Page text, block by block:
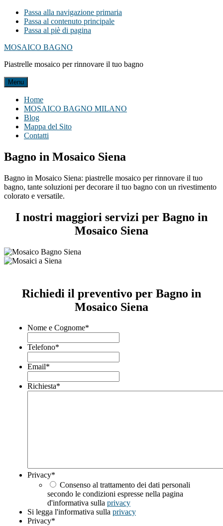
Passa alla navigazione primaria
Passa al contenuto principale
Passa al piè di pagina
MOSAICO BAGNO
Piastrelle mosaico per rinnovare il tuo bagno
Menu
Home
MOSAICO BAGNO MILANO
Blog
Mappa del Sito
Contatti
Bagno in Mosaico Siena
Bagno in Mosaico Siena: piastrelle mosaico per rinnovare il tuo
bagno, tante soluzioni per decorare il tuo bagno con un rivestimento
colorato e versatile.
I nostri maggiori servizi per Bagno in
Mosaico Siena
Richiedi il preventivo per Bagno in
Mosaico Siena
Nome e Cognome*
Telefono*
Email*
Richiesta*
Privacy*
Consenso al trattamento dei dati personali
secondo le condizioni espresse nella pagina
d'informativa sulla privacy
Si legga l'informativa sulla privacy
Privacy*